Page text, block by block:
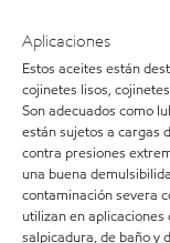
Aplicaciones
Estos aceites están
cojinetes lisos,
Son adecuados como
están sujetos a cargas
contra presiones
una buena
contaminación severa
utilizan en
salpicadura, de baño y